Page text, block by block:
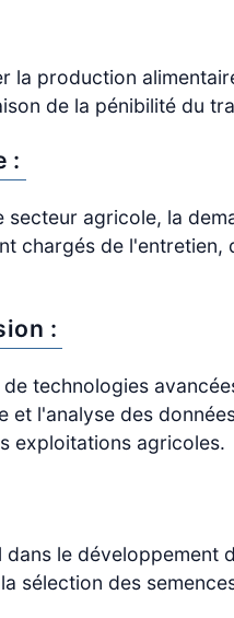
la production
de la pénibilité du
:
agricole, la
chargés de
:
technologies
l'analyse des
exploitations agricoles.
le
sélection des